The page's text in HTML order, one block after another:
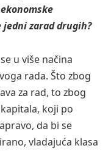
zarad drugih?
u više načina
rada. Što zbog
za rad, to zbog
koji po
da bi se
vladajuća klasa